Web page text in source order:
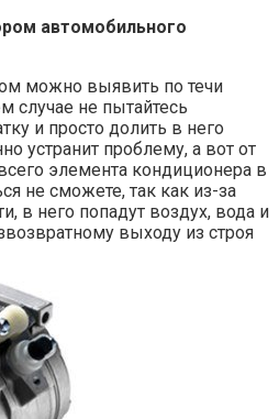
автомобильного
можно выявить по течи
случае не пытайтесь
и просто долить в него
устранит проблему, а вот от
элемента кондиционера в
не сможете, так как из-за
в него попадут воздух, вода и
выходу из строя